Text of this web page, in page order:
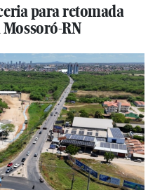
para retomada
RN